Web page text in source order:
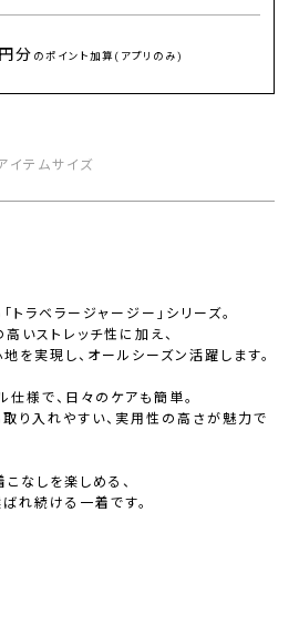
分 のポイント加算(アプリのみ)
イテムサイズ
トラベラージャージー」シリーズ。
いストレッチ性に加え、
を実現し、オールシーズン活躍します。
仕様で、日々のケアも簡単。
り入れやすい、実用性の高さが魅力で
なしを楽しめる、
れ続ける一着です。